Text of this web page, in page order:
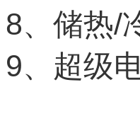
8、储热/
9、超级